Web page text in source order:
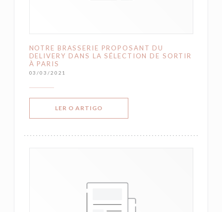
NOTRE BRASSERIE PROPOSANT DU
DELIVERY DANS LA SÉLECTION DE SORTIR
À PARIS
03/03/2021
LER O ARTIGO((ABRE NUMA NOVA JANELA))